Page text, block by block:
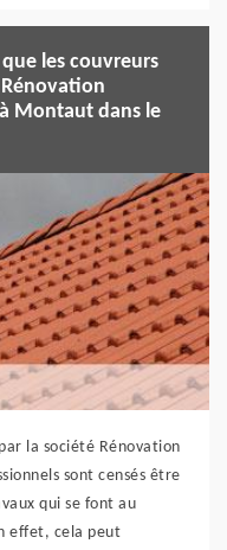
les couvreurs
Montaut dans le
la société Rénovation
sont censés être
qui se font au
effet, cela peut